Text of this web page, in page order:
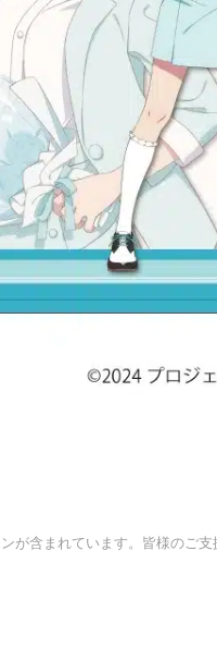
含まれています。皆様のご支